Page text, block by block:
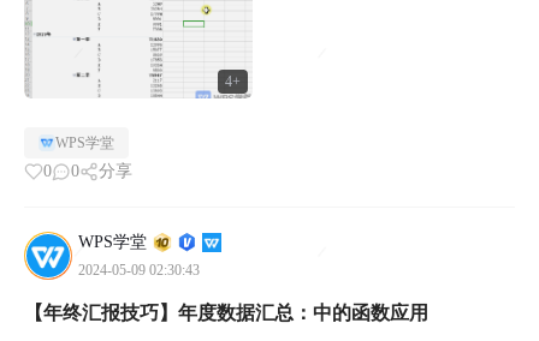
4+
WPS学堂
0 0 分享
WPS学堂
2024-05-09 02:30:43
【年终汇报技巧】年度数据汇总：中的函数应用